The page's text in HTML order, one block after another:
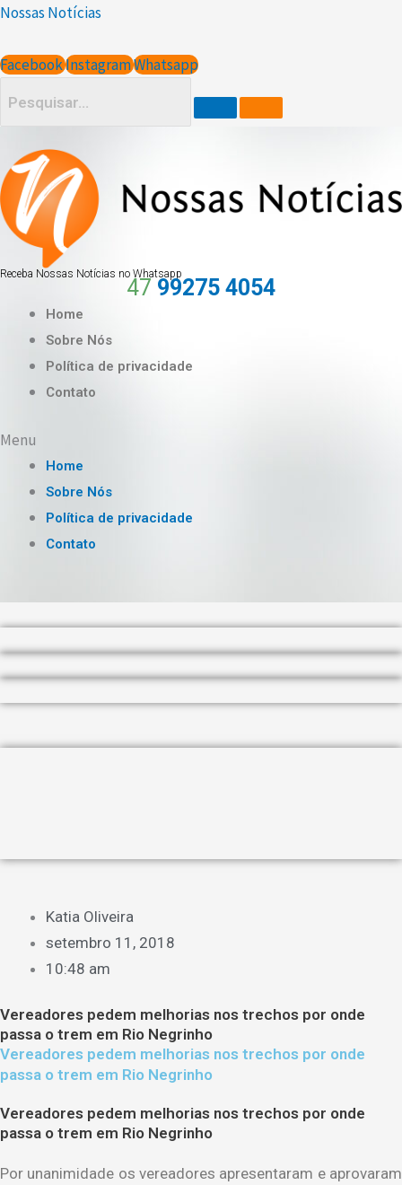
Ir
o
Nossas Notícias
FacebookInstagramWhatsapp
Receba Nossas Notícias no Whatsapp
47 99275 4054
Home
Sobre Nós
Política de privacidade
Contato
Menu
Home
Sobre Nós
Política de privacidade
Contato
Katia Oliveira
setembro 11, 2018
10:48 am
Vereadores pedem melhorias nos trechos por onde
passa o trem em Rio Negrinho
Vereadores pedem melhorias nos trechos por onde
passa o trem em Rio Negrinho
Vereadores pedem melhorias nos trechos por onde
passa o trem em Rio Negrinho
Por unanimidade os vereadores apresentaram e aprovaram